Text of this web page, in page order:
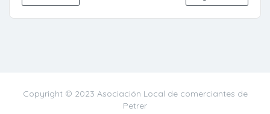
Copyright © 2023 Asociación Local de comerciantes de
Petrer